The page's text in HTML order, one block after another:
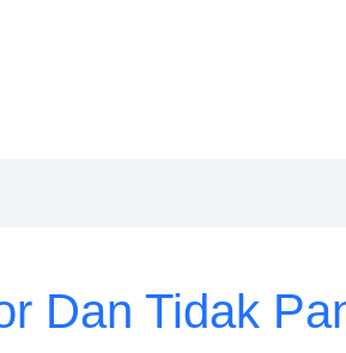
Dan Tidak